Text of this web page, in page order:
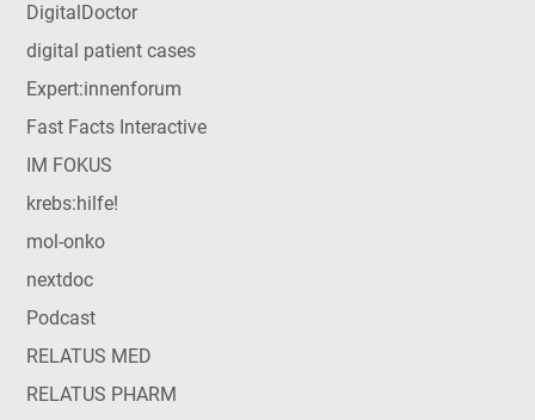
DigitalDoctor
digital patient cases
Expert:innenforum
Fast Facts Interactive
IM FOKUS
krebs:hilfe!
mol-onko
nextdoc
Podcast
RELATUS MED
RELATUS PHARM